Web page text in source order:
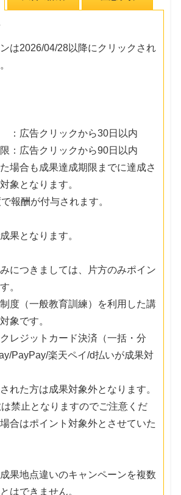
は2026/04/28以降にクリックされ
広告クリックから30日以内
：広告クリックから90日以内
場合も成果達成期限までに達成さ
象となります。
報酬が付与されます。
果となります。
につきましては、片方のみポイン
。
度（一般教育訓練）を利用した講
象です。
レジットカード決済（一括・分
PayPay/楽天ペイ/d払いが成果対
れた方は成果対象外となります。
禁止となりますのでご注意くだ
合はポイント対象外とさせていた
果地点違いのキャンペーンを複数
はできません。